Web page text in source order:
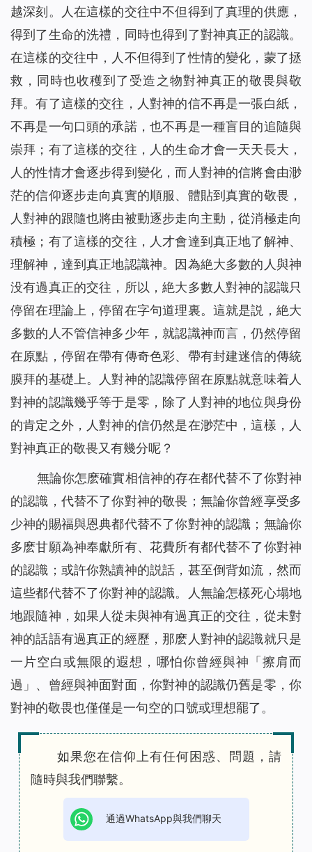
越深刻。人在這樣的交往中不但得到了真理的供應，
得到了生命的洗禮，同時也得到了對神真正的認識。
在這樣的交往中，人不但得到了性情的變化，蒙了拯
救，同時也收穫到了受造之物對神真正的敬畏與敬
拜。有了這樣的交往，人對神的信不再是一張白紙，
不再是一句口頭的承諾，也不再是一種盲目的追隨與
崇拜；有了這樣的交往，人的生命才會一天天長大，
人的性情才會逐步得到變化，而人對神的信將會由渺
茫的信仰逐步走向真實的順服、體貼到真實的敬畏，
人對神的跟隨也將由被動逐步走向主動，從消極走向
積極；有了這樣的交往，人才會達到真正地了解神、
理解神，達到真正地認識神。因為絶大多數的人與神
没有過真正的交往，所以，絶大多數人對神的認識只
停留在理論上，停留在字句道理裏。這就是説，絶大
多數的人不管信神多少年，就認識神而言，仍然停留
在原點，停留在帶有傳奇色彩、帶有封建迷信的傳統
膜拜的基礎上。人對神的認識停留在原點就意味着人
對神的認識幾乎等于是零，除了人對神的地位與身份
的肯定之外，人對神的信仍然是在渺茫中，這樣，人
對神真正的敬畏又有幾分呢？
無論你怎麽確實相信神的存在都代替不了你對神
的認識，代替不了你對神的敬畏；無論你曾經享受多
少神的賜福與恩典都代替不了你對神的認識；無論你
多麽甘願為神奉獻所有、花費所有都代替不了你對神
的認識；或許你熟讀神的説話，甚至倒背如流，然而
這些都代替不了你對神的認識。人無論怎樣死心塌地
地跟隨神，如果人從未與神有過真正的交往，從未對
神的話語有過真正的經歷，那麽人對神的認識就只是
一片空白或無限的遐想，哪怕你曾經與神「擦肩而
過」、曾經與神面對面，你對神的認識仍舊是零，你
對神的敬畏也僅僅是一句空的口號或理想罷了。
如果您在信仰上有任何困惑、問題，請
隨時與我們聯繫。
通過WhatsApp與我們聊天